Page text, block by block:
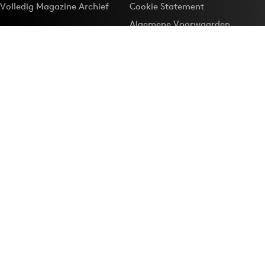
Volledig Magazine Archief
Cookie Statement
Algemene Voorwaarden